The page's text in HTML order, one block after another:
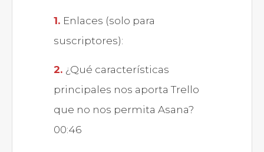
Enlaces (solo para
suscriptores):
¿Qué características
principales nos aporta Trello
que no nos permita Asana?
00:46